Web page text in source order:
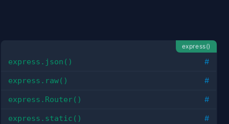
express()
express.json() #
express.raw() #
express.Router() #
express.static() #